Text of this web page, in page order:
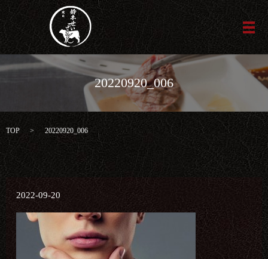
メ
20220920_006
TOP 20220920_006
2022-09-20